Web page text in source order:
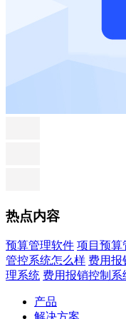
热点内容
预算管理软件 项目预算
管控系统怎么样 费用报
理系统 费用报销控制系
产品